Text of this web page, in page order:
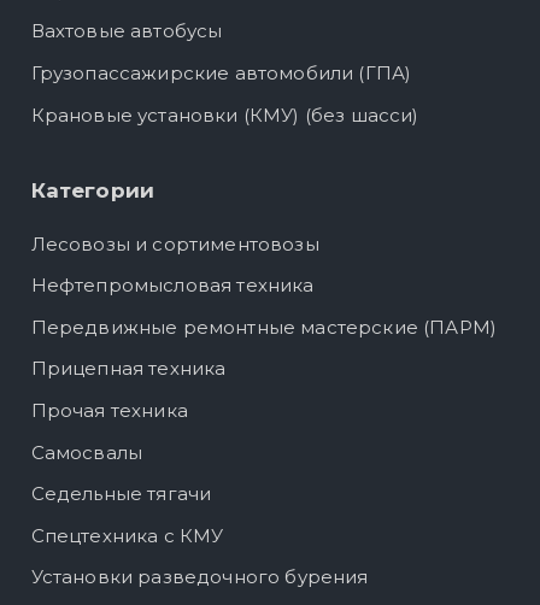
Вахтовые автобусы
Грузопассажирские автомобили (ГПА)
Крановые установки (КМУ) (без шасси)
Категории
Лесовозы и сортиментовозы
Нефтепромысловая техника
Передвижные ремонтные мастерские (ПАРМ)
Прицепная техника
Прочая техника
Самосвалы
Седельные тягачи
Спецтехника с КМУ
Установки разведочного бурения